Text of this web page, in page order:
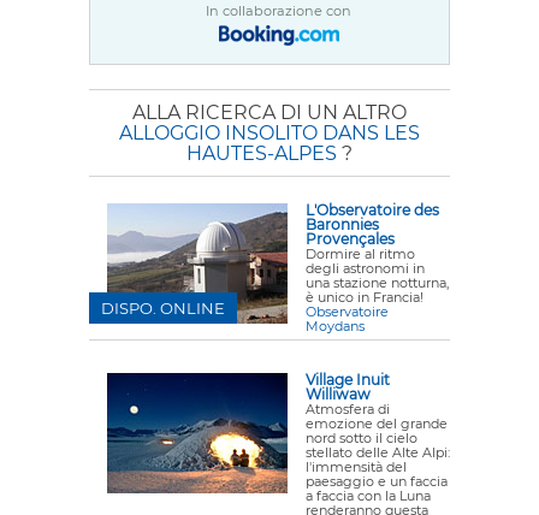
In collaborazione con
ALLA RICERCA DI UN ALTRO
ALLOGGIO INSOLITO DANS LES
HAUTES-ALPES ?
L'Observatoire des
Baronnies
Provençales
Dormire al ritmo
degli astronomi in
una stazione notturna,
è unico in Francia!
Observatoire
Moydans
DISPO. ONLINE
Village Inuit
Williwaw
Atmosfera di
emozione del grande
nord sotto il cielo
stellato delle Alte Alpi:
l'immensità del
paesaggio e un faccia
a faccia con la Luna
renderanno questa